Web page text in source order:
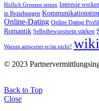
Höflich Grenzen setzen Interesse wecken
in Beziehungen
Online-Dating Online Dating Profil
Romantik Selbstbewusstsein stärken
Warum antwortet er/sie nicht? wiki
© 2023
Back to Top
Close